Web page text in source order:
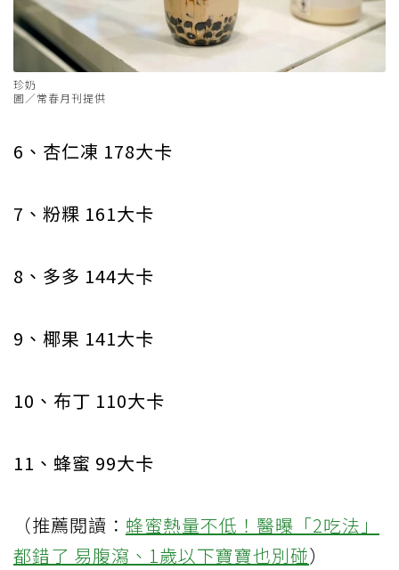
珍奶
圖／常春月刊提供
6、杏仁凍 178大卡
7、粉粿 161大卡
8、多多 144大卡
9、椰果 141大卡
10、布丁 110大卡
11、蜂蜜 99大卡
（推薦閱讀： 蜂蜜熱量不低！醫曝「2吃法」
都錯了 易腹瀉、1歲以下寶寶也別碰）